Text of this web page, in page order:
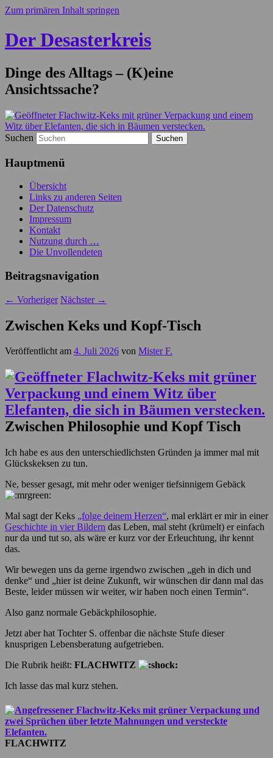
Zum primären Inhalt springen
Der Desasterkreis
Dinge des Alltags – (K)eine
Ansichtssache?
Suchen
Hauptmenü
Übersicht
Links zu anderen Seiten
Der Datenschutz
Impressum
Kontakt
Nutzung durch …
Die Unvollendeten
Beitragsnavigation
← Vorheriger Nächster →
Zwischen Keks und Kopf-Tisch
Veröffentlicht am 4. Juli 2026 von Mister F.
Zwischen Philosophie und Kopf Tisch
Ich habe es aus den unterschiedlichsten Gründen ja immer mal mit
Glückskeksen zu tun.
Ne, besser gesagt, mit mehr oder weniger tiefsinnigem Gebäck
Mal sagt der Keks „folge deinem Herzen“, mal erklärt er mir in einer
Geschichte in vier Bildern das Leben, mal steht (krümelt) er einfach
nur da und tut so, als wäre er kurz vor der Erleuchtung, ihr kennt
das.
Wir bewegen uns da gerne irgendwo zwischen „geh in dich und
denke“ und „hier ist deine Zukunft, wir wünschen dir dann mal das
Beste, leider müssen wir weiter, wir haben noch einen Termin“.
Also ganz normale Gebäckphilosophie.
Jetzt aber hat Tochter S. offenbar die nächste Stufe dieser
knusprigen Lebensberatung aufgetrieben.
Die Rubrik heißt: FLACHWITZ
Ich lasse das mal kurz stehen.
FLACHWITZ